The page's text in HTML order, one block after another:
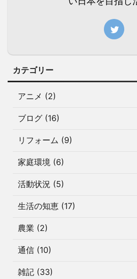
カテゴリー
アニメ (2)
ブログ (16)
リフォーム (9)
家庭環境 (6)
活動状況 (5)
生活の知恵 (17)
農業 (2)
通信 (10)
雑記 (33)